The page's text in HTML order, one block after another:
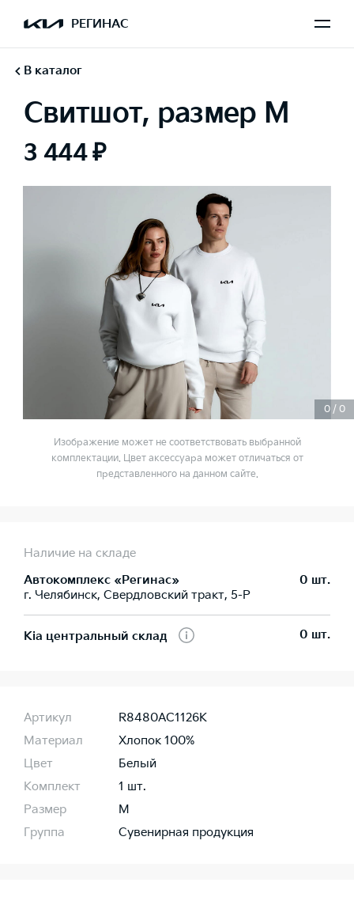
РЕГИНАС
В каталог
Свитшот, размер M
3 444 ₽
0/ 0
Изображение может не соответствовать выбранной
комплектации. Цвет аксессуара может отличаться от
представленного на данном сайте.
Наличие на складе
Автокомплекс «Регинас»
г. Челябинск, Свердловский тракт, 5-Р
0 шт.
Kia центральный склад 0 шт.
Артикул
R8480AC1126K
Материал
Хлопок 100%
Цвет
Белый
Комплект
1 шт.
Размер
M
Группа
Сувенирная продукция